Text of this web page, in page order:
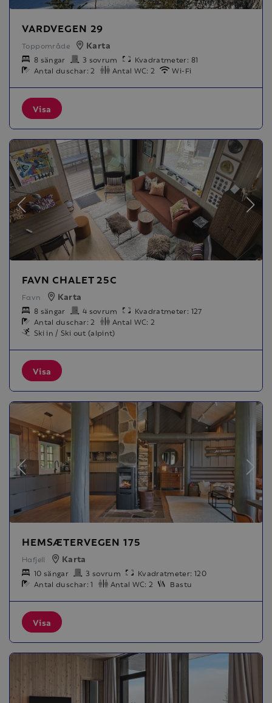
VARDVEGEN 29
Toppområde Karta
8 sängar 3 sovrum
Kvadratmeter: 81
Antal duschar: 2
Antal WC: 2 Wi-Fi
Visa
FAVN CHALET 25C
Favn Karta
8 sängar 4 sovrum
Kvadratmeter: 127
Antal duschar: 2
Antal WC: 2
Ski in / Ski out (alpint)
Visa
HEMSÆTERVEGEN 175
Hafjell Karta
10 sängar 3 sovrum
Kvadratmeter: 120
Antal duschar: 1
Antal WC: 2 Bastu
Visa